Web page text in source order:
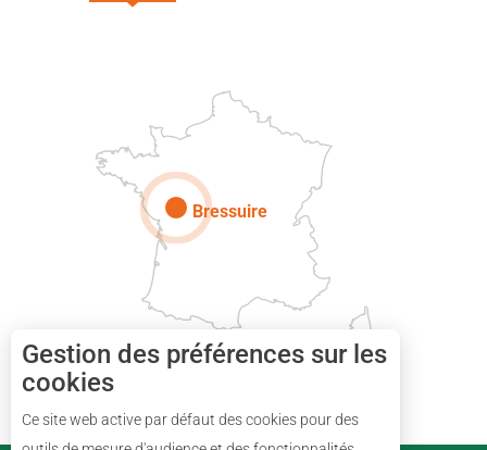
Prestations
Bressuire
Gestion des préférences sur les
cookies
Ce site web active par défaut des cookies pour des